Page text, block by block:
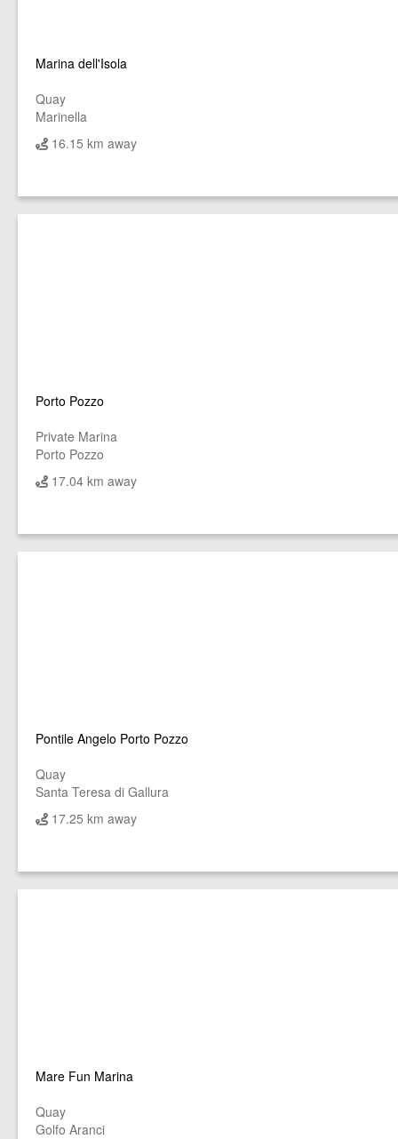
Marina dell'Isola
Quay
Marinella
16.15 km away
Porto Pozzo
Private Marina
Porto Pozzo
17.04 km away
Pontile Angelo Porto Pozzo
Quay
Santa Teresa di Gallura
17.25 km away
Mare Fun Marina
Quay
Golfo Aranci